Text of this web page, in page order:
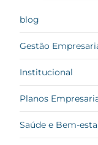
blog
Gestão
Institucional
Planos
Saúde e Bem-